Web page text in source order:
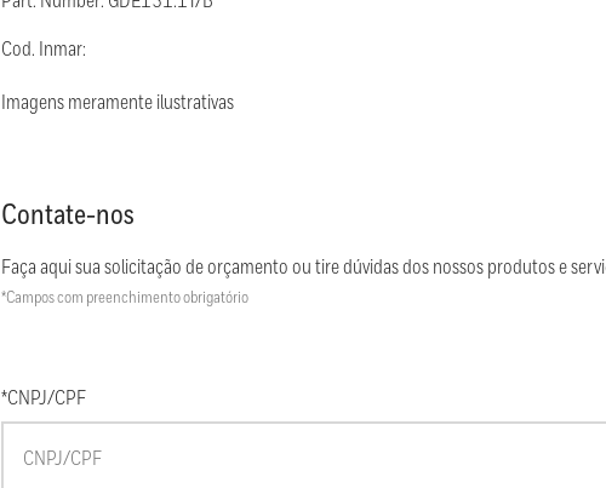
Cod. Inmar:
Imagens meramente ilustrativas
Contate-nos
Faça aqui sua solicitação de orçamento ou tire dúvidas dos nossos produtos e
*Campos com preenchimento obrigatório
*CNPJ/CPF